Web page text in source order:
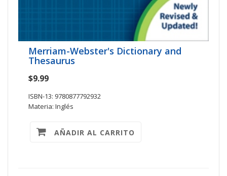
Merriam-Webster's Dictionary and
Thesaurus
$9.99
ISBN-13: 9780877792932
Materia: Inglés
AÑADIR AL CARRITO